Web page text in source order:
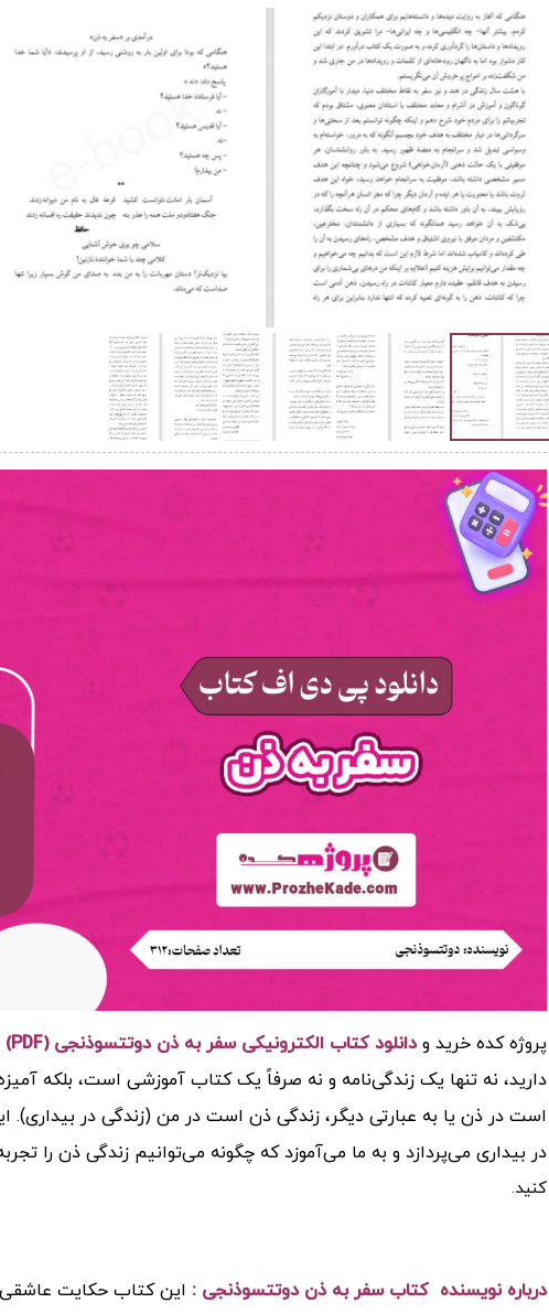
پروژه کده خرید و دانلود کتاب الکترونیکی سفر به ذن دوتتسوذنجی (PDF)
دارید، نه تنها یک زندگی‌نامه و نه صرفاً یک کتاب آموزشی است، بلکه
است در ذن یا به عبارتی دیگر، زندگی ذن است در من (زندگی در
در بیداری می‌پردازد و به ما می‌آموزد که چگونه می‌توانیم زندگی ذن را
کنید.
درباره نویسنده کتاب سفر به ذن دوتتسوذنجی : این کتاب حکایت عاشقی